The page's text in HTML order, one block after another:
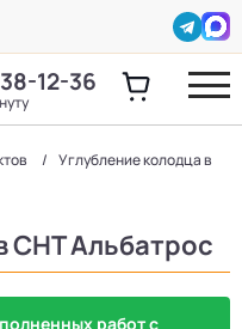
12-36
Углубление колодца в
СНТ Альбатрос
работ с